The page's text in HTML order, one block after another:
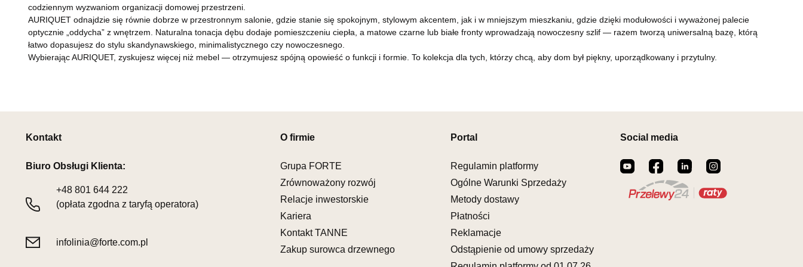
codziennym wyzwaniom organizacji domowej przestrzeni.
AURIQUET odnajdzie się równie dobrze w przestronnym salonie, gdzie stanie się spokojnym, stylowym akcentem, jak i w mniejszym mieszkaniu, gdzie dzięki modułowości i wyważonej palecie
optycznie „oddycha” z wnętrzem. Naturalna tonacja dębu dodaje pomieszczeniu ciepła, a matowe czarne lub białe fronty wprowadzają nowoczesny szlif — razem tworzą uniwersalną bazę, którą
łatwo dopasujesz do stylu skandynawskiego, minimalistycznego czy nowoczesnego.
Wybierając AURIQUET, zyskujesz więcej niż mebel — otrzymujesz spójną opowieść o funkcji i formie. To kolekcja dla tych, którzy chcą, aby dom był piękny, uporządkowany i przytulny.
Kontakt
Biuro Obsługi Klienta:
+48 801 644 222
(opłata zgodna z taryfą operatora)
infolinia@forte.com.pl
O firmie
Grupa FORTE
Zrównoważony rozwój
Relacje inwestorskie
Kariera
Kontakt TANNE
Zakup surowca drzewnego
Portal
Regulamin platformy
Ogólne Warunki Sprzedaży
Metody dostawy
Płatności
Reklamacje
Odstąpienie od umowy sprzedaży
Social media